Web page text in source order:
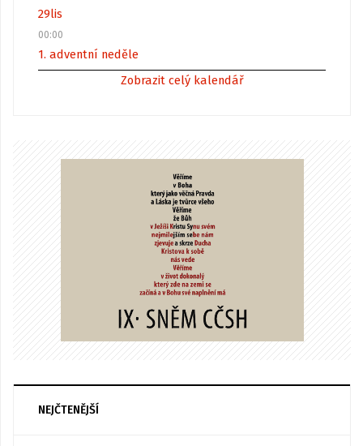
29lis
00:00
1. adventní neděle
Zobrazit celý kalendář
NEJČTENĚJŠÍ